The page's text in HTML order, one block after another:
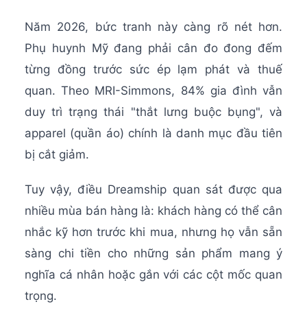
Năm 2026, bức tranh này càng rõ nét hơn.
Phụ huynh Mỹ đang phải cân đo đong đếm
từng đồng trước sức ép lạm phát và thuế
quan. Theo MRI-Simmons, 84% gia đình vẫn
duy trì trạng thái "thắt lưng buộc bụng", và
apparel (quần áo) chính là danh mục đầu tiên
bị cắt giảm.
Tuy vậy, điều Dreamship quan sát được qua
nhiều mùa bán hàng là: khách hàng có thể cân
nhắc kỹ hơn trước khi mua, nhưng họ vẫn sẵn
sàng chi tiền cho những sản phẩm mang ý
nghĩa cá nhân hoặc gắn với các cột mốc quan
trọng.